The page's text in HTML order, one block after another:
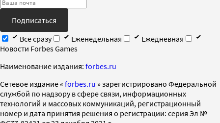
Подписаться
Все сразу
Еженедельная
Ежедневная
Новости Forbes Games
Наименование издания: forbes.ru
Cетевое издание « forbes.ru » зарегистрировано Федеральной
службой по надзору в сфере связи, информационных
технологий и массовых коммуникаций, регистрационный
номер и дата принятия решения о регистрации: серия Эл №